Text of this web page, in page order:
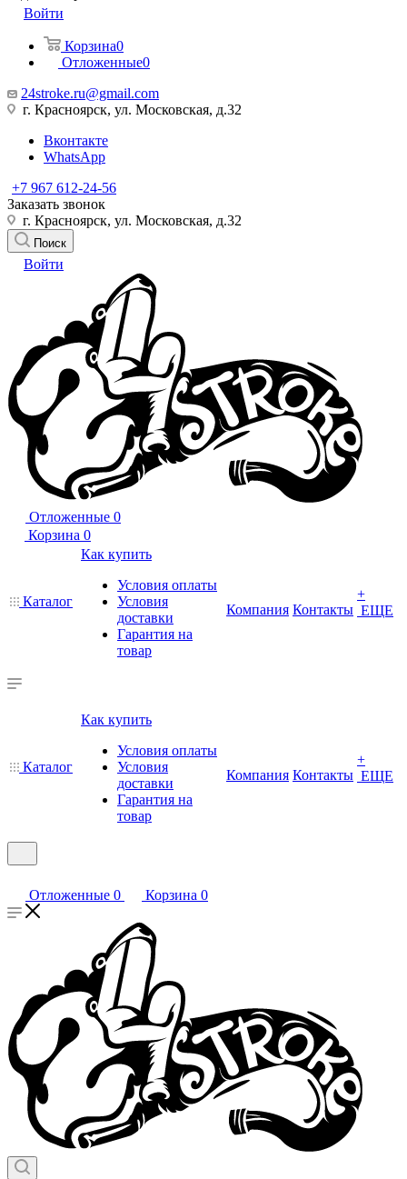
Войти
Корзина0
Отложенные0
24stroke.ru@gmail.com
г. Красноярск, ул. Московская, д.32
Вконтакте
WhatsApp
+7 967 612-24-56
Заказать звонок
г. Красноярск, ул. Московская, д.32
Поиск
Войти
Отложенные 0
Корзина 0
Каталог
Как купить
Условия оплаты
Условия
доставки
Гарантия на
товар
Компания Контакты
+
ЕЩЕ
Каталог
Как купить
Условия оплаты
Условия
доставки
Гарантия на
товар
Компания Контакты
+
ЕЩЕ
Отложенные 0 Корзина 0